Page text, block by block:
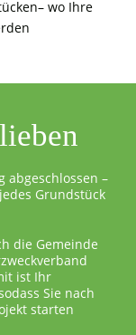
wo Ihre
abgeschlossen –
Grundstück
die Gemeinde
ist Ihr
Sie nach
starten